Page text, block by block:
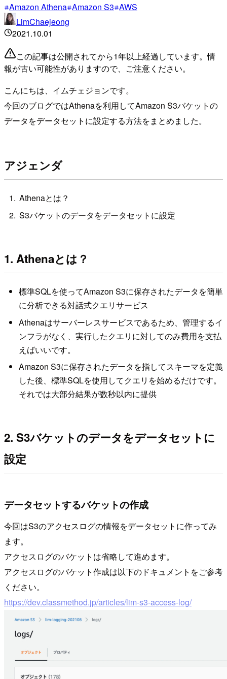
Amazon Athena Amazon S3 AWS
LimChaejeong
2021.10.01
この記事は公開されてから1年以上経過しています。情
報が古い可能性がありますので、ご注意ください。
こんにちは、イムチェジョンです。
今回のブログではAthenaを利用してAmazon S3バケットの
データをデータセットに設定する方法をまとめました。
アジェンダ
Athenaとは？
S3バケットのデータをデータセットに設定
1. Athenaとは？
標準SQLを使ってAmazon S3に保存されたデータを簡単
に分析できる対話式クエリサービス
Athenaはサーバーレスサービスであるため、管理するイ
ンフラがなく、実行したクエリに対してのみ費用を支払
えばいいです。
Amazon S3に保存されたデータを指してスキーマを定義
した後、標準SQLを使用してクエリを始めるだけです。
それでは大部分結果が数秒以内に提供
2. S3バケットのデータをデータセットに
設定
データセットするバケットの作成
今回はS3のアクセスログの情報をデータセットに作ってみ
ます。
アクセスログのバケットは省略して進めます。
アクセスログのバケット作成は以下のドキュメントをご参考
ください。
https://dev.classmethod.jp/articles/lim-s3-access-log/